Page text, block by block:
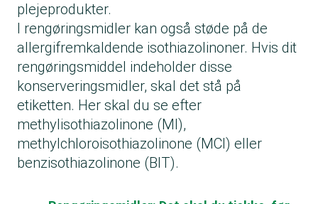
plejeprodukter.
I rengøringsmidler kan også støde på de
allergifremkaldende isothiazolinoner. Hvis dit
rengøringsmiddel indeholder disse
konserveringsmidler, skal det stå på
etiketten. Her skal du se efter
methylisothiazolinone (MI),
methylchloroisothiazolinone (MCI) eller
benzisothiazolinone (BIT).